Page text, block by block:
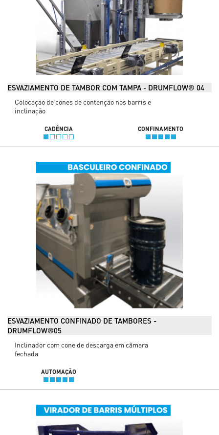
ESVAZIAMENTO DE TAMBOR COM TAMPA - DRUMFLOW® 04
Colocação de cones de contenção nos barris e
inclinação
CADÊNCIA CONFINAMENTO
ESVAZIAMENTO CONFINADO DE TAMBORES -
DRUMFLOW®05
Inclinador com cone de descarga em câmara
fechada
AUTOMAÇÃO